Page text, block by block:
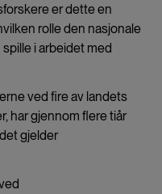
er dette en
rolle den nasjonale
i arbeidet med
ved fire av landets
har gjennom flere tiår
gjelder